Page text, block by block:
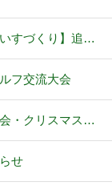
すづくり】追…
フ交流大会
・クリスマス…
せ